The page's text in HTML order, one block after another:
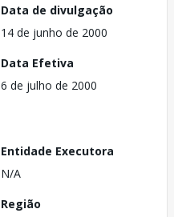
Data de divulgação
14 de junho de 2000
Data Efetiva
6 de julho de 2000
Entidade Executora
N/A
Região